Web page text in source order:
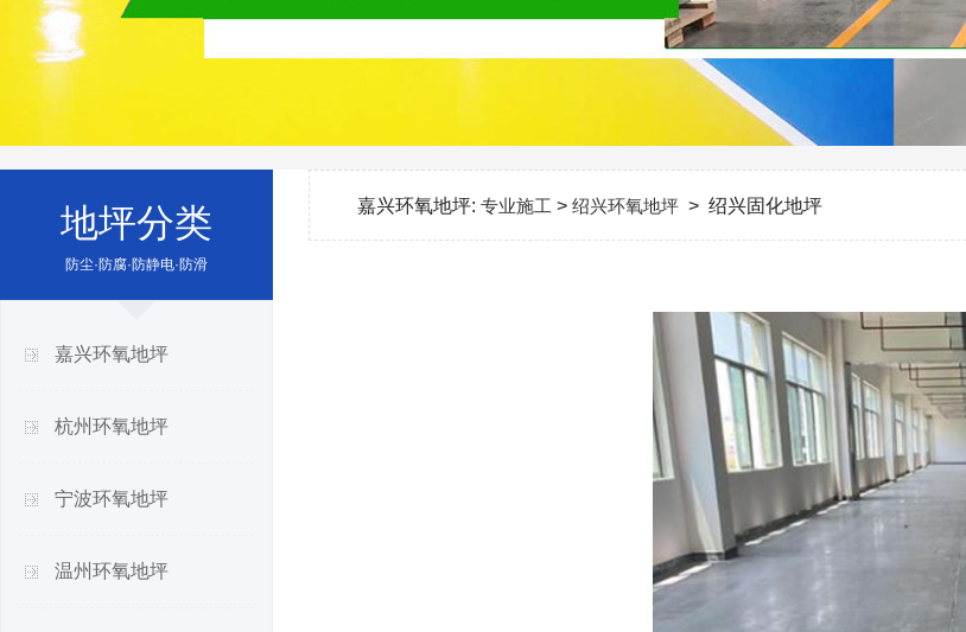
地坪分类
防尘·防腐·防静电·防滑
嘉兴环氧地坪
杭州环氧地坪
宁波环氧地坪
温州环氧地坪
嘉兴环氧地坪: 专业施工 > 绍兴环氧地坪 > 绍兴固化地坪